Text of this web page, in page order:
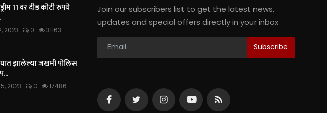
11 वर दीड कोटी रुपये
2023 0 31163
झालेल्या जखमी पोलिस
2023 0 17486
Join our subscribers list to get the latest news,
updates and special offers directly in your inbox
Subscribe